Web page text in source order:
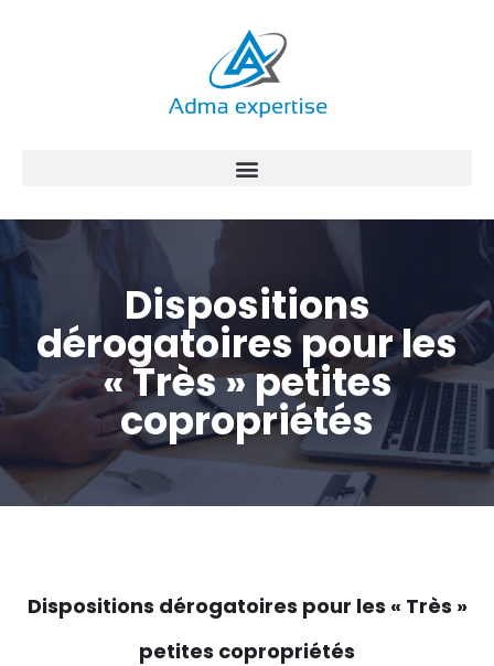
Dispositions
dérogatoires pour les
« Très » petites
copropriétés
Dispositions dérogatoires pour les « Très »
petites copropriétés